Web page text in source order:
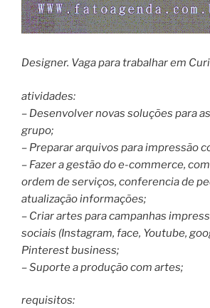
Designer. Vaga para trabalhar em
atividades:
– Desenvolver novas soluções para
grupo;
– Preparar arquivos para impressão
– Fazer a gestão do e-commerce,
ordem de serviços, conferencia de
atualização informações;
– Criar artes para campanhas
sociais (Instagram, face, Youtube,
Pinterest business;
– Suporte a produção com artes;
requisitos: